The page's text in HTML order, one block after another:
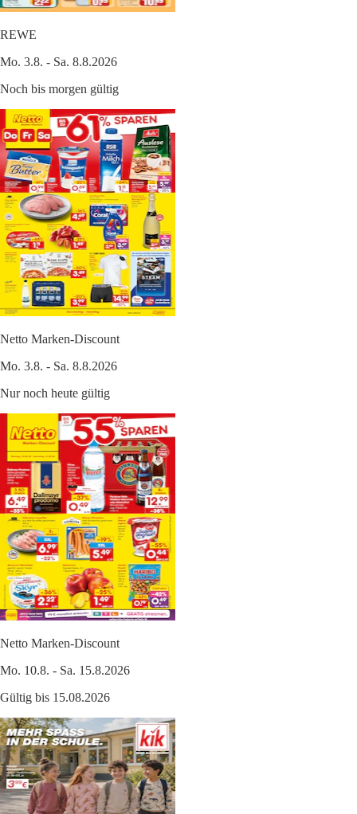
REWE
Mo. 3.8. - Sa. 8.8.2026
Noch bis morgen gültig
Netto Marken-Discount
Mo. 3.8. - Sa. 8.8.2026
Nur noch heute gültig
Netto Marken-Discount
Mo. 10.8. - Sa. 15.8.2026
Gültig bis 15.08.2026